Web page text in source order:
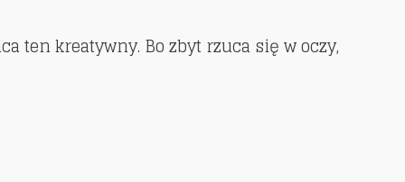
ten kreatywny. Bo zbyt rzuca się w oczy,